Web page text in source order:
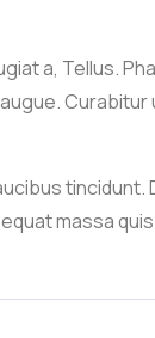
a, Tellus.
tincidunt.
massa